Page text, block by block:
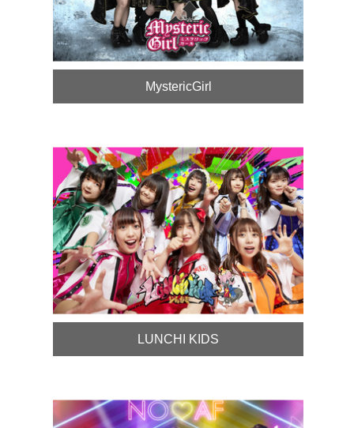
MystericGirl
LUNCHI KIDS